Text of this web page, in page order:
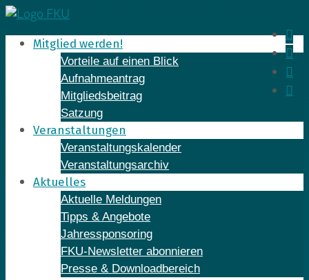
Skip
to
contentMitglied werden!
Vorteile auf einen Blick
Aufnahmeantrag
Mitgliedsbeitrag
Satzung
Veranstaltungen
Veranstaltungskalender
Veranstaltungsarchiv
Aktuelles
Aktuelle Meldungen
Tipps & Angebote
Jahressponsoring
FKU-Newsletter abonnieren
Presse & Downloadbereich